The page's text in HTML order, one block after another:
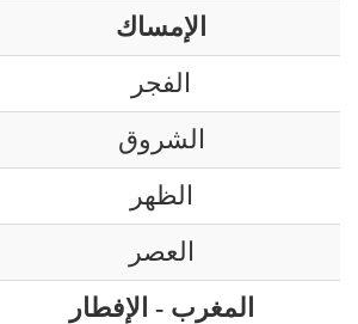
الإمساك
الفجر
الشروق
الظهر
العصر
المغرب - الإفطار